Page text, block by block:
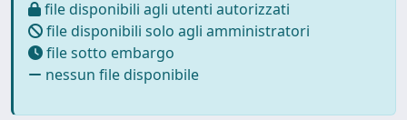
file disponibili agli utenti autorizzati
file disponibili solo agli amministratori
file sotto embargo
nessun file disponibile